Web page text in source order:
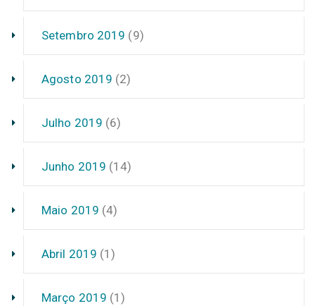
Setembro 2019 (9)
Agosto 2019 (2)
Julho 2019 (6)
Junho 2019 (14)
Maio 2019 (4)
Abril 2019 (1)
Março 2019 (1)